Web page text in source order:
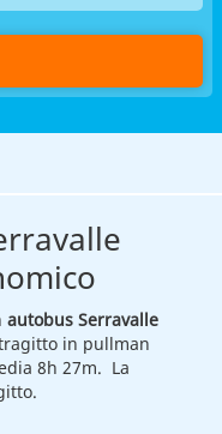
autobus Serravalle
in pullman
8h 27m. La